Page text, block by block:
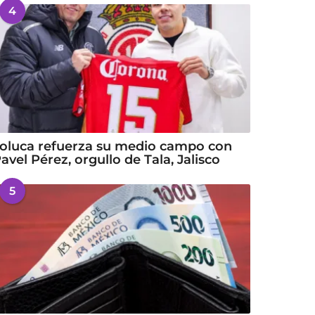
4
refuerza su medio campo con
Pérez, orgullo de Tala, Jalisco
5